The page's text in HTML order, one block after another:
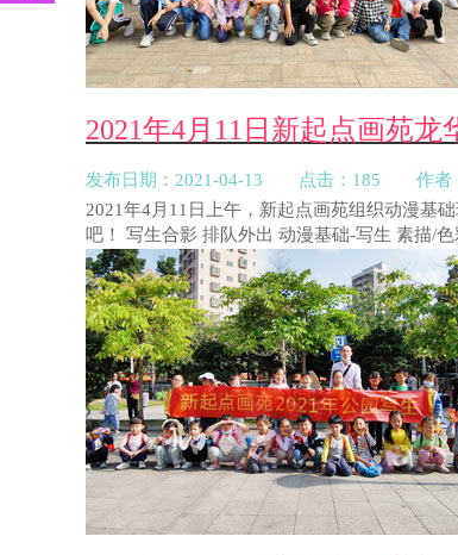
2021年4月11日新起点画苑龙
发布日期：2021-04-13 点击：185 作者
2021年4月11日上午，新起点画苑组织动漫基
吧！ 写生合影 排队外出 动漫基础-写生 素描/